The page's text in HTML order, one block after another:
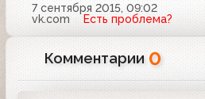
7 сентября 2015, 09:02
vk.com
Есть проблема?
Комментарии 0